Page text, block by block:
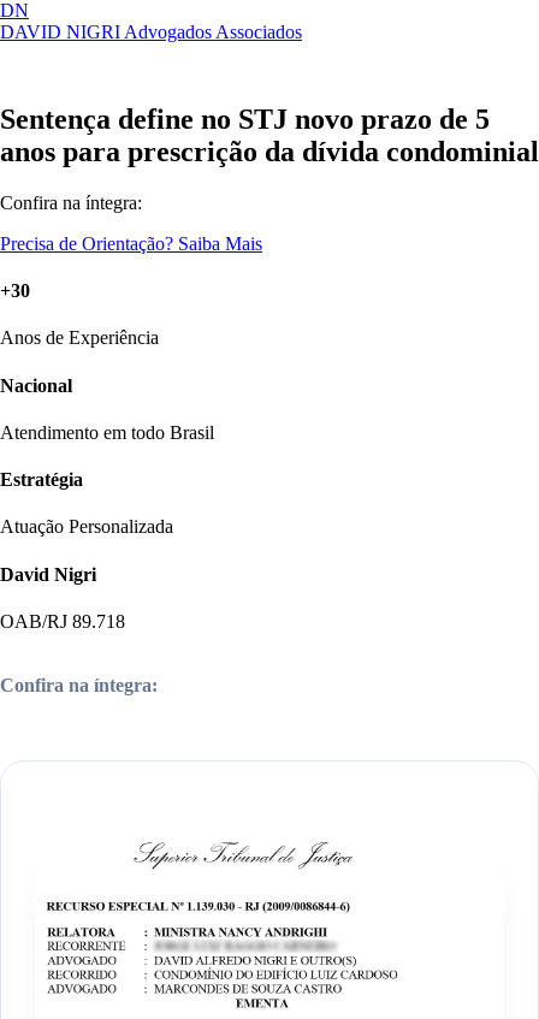
DN
DAVID NIGRI Advogados Associados
Artigos, sentenças, áreas de atuação,
Sentença define no STJ novo prazo de 5
anos para prescrição da dívida condominial
Confira na íntegra:
Precisa de Orientação? Saiba Mais
+30
Anos de Experiência
Nacional
Atendimento em todo Brasil
Estratégia
Atuação Personalizada
David Nigri
OAB/RJ 89.718
Confira na íntegra: